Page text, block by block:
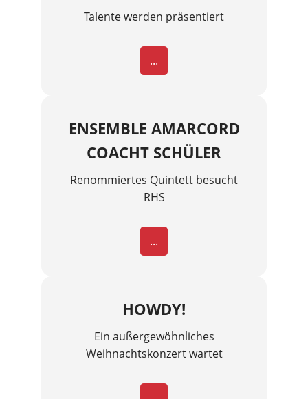
Talente werden präsentiert
...
ENSEMBLE AMARCORD
COACHT SCHÜLER
Renommiertes Quintett besucht
RHS
...
HOWDY!
Ein außergewöhnliches
Weihnachtskonzert wartet